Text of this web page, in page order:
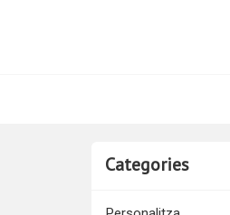
Categories